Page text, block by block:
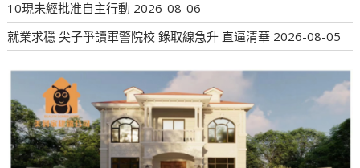
10現未經批准自主行動 2026-08-06
就業求穩 尖子爭讀軍警院校 錄取線急升 直逼清華 2026-08-05